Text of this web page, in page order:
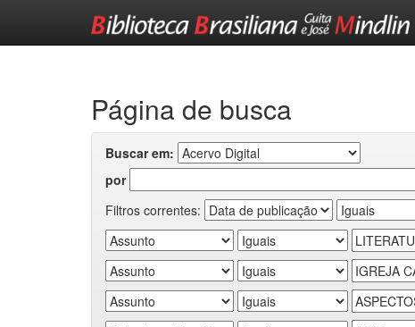
Página de busca
Buscar em:
por
Filtros correntes: